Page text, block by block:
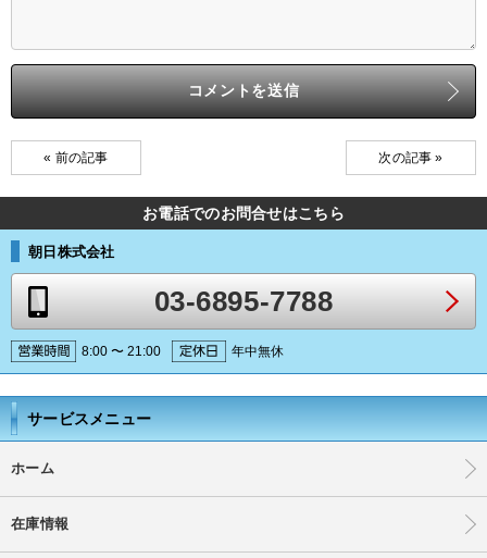
« 前の記事 次の記事 »
お電話でのお問合せはこちら
朝日株式会社
03-6895-7788
8:00 〜 21:00 年中無休
サービスメニュー
ホーム
在庫情報